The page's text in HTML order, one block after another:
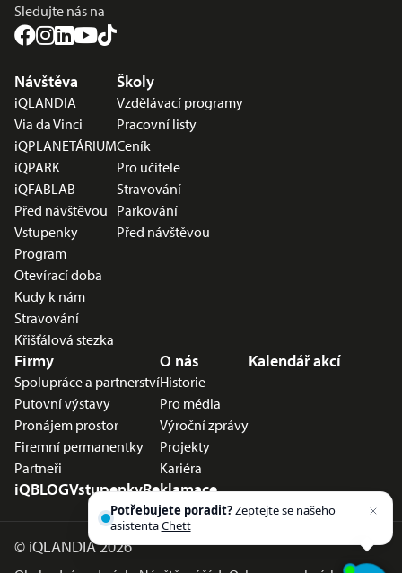
Sledujte nás na
Nabídka v zápatí
Návštěva
iQLANDIA
Via da Vinci
iQPLANETÁRIUM
iQPARK
iQFABLAB
Před návštěvou
Vstupenky
Program
Otevírací doba
Kudy k nám
Stravování
Křišťálová stezka
Školy
Vzdělávací programy
Pracovní listy
Ceník
Pro učitele
Stravování
Parkování
Před návštěvou
Firmy
Spolupráce a partnerství
Putovní výstavy
Pronájem prostor
Firemní permanentky
Partneři
O nás
Historie
Pro média
Výroční zprávy
Projekty
Kariéra
Kalendář akcí
iQBLOGVstupenkyReklamace
© iQLANDIA 2026
Potřebujete poradit?Zeptejte se našeho
asistentaChettyho